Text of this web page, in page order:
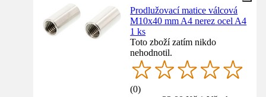
Prodlužovací matice válcová
M10x40 mm A4 nerez ocel A4
1 ks
Toto zboží zatím nikdo
nehodnotil.
(0)